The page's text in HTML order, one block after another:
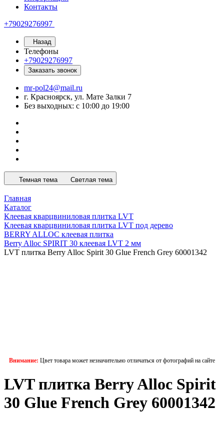
Контакты
+79029276997
Назад
Телефоны
+79029276997
Заказать звонок
mr-pol24@mail.ru
г. Красноярск, ул. Мате Залки 7
Без выходных: с 10:00 до 19:00
Темная тема Светлая тема
Главная
Каталог
Клеевая кварцвиниловая плитка LVT
Клеевая кварцвиниловая плитка LVT под дерево
BERRY ALLOC клеевая плитка
Berry Alloc SPIRIT 30 клеевая LVT 2 мм
LVT плитка Berry Alloc Spirit 30 Glue French Grey 60001342
Внимание: Цвет товара может незначительно отличаться от фотографий на сайте
LVT плитка Berry Alloc Spirit
30 Glue French Grey 60001342